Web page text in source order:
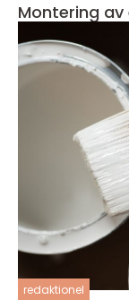
Montering av
redaktionel